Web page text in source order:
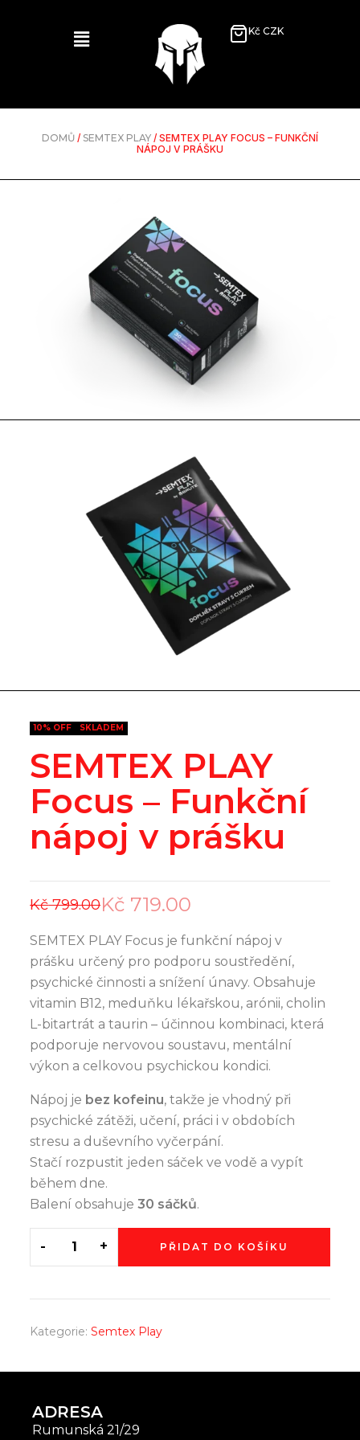
Kč CZK
DOMŮ / SEMTEX PLAY / SEMTEX PLAY FOCUS – FUNKČNÍ
NÁPOJ V PRÁŠKU
10% OFF SKLADEM
SEMTEX PLAY
Focus – Funkční
nápoj v prášku
Kč799.00Kč 719.00
SEMTEX PLAY Focus je funkční nápoj v
prášku určený pro podporu soustředění,
psychické činnosti a snížení únavy. Obsahuje
vitamin B12, meduňku lékařskou, arónii, cholin
L-bitartrát a taurin – účinnou kombinaci, která
podporuje nervovou soustavu, mentální
výkon a celkovou psychickou kondici.
Nápoj je bez kofeinu, takže je vhodný při
psychické zátěži, učení, práci i v obdobích
stresu a duševního vyčerpání.
Stačí rozpustit jeden sáček ve vodě a vypít
během dne.
Balení obsahuje30 sáčků.
- + PŘIDAT DO KOŠÍKU
Kategorie:Semtex Play
ADRESA
Rumunská 21/29